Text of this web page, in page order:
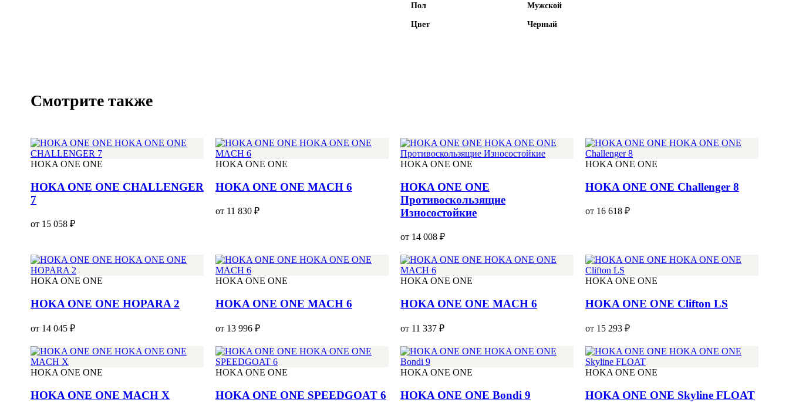
Пол Мужской
Цвет Черный
Смотрите также
HOKA ONE ONE
HOKA ONE ONE CHALLENGER
7
от 15 058 ₽
HOKA ONE ONE
HOKA ONE ONE MACH 6
от 11 830 ₽
HOKA ONE ONE
HOKA ONE ONE
Противоскользящие
Износостойкие
от 14 008 ₽
HOKA ONE ONE
HOKA ONE ONE Challenger 8
от 16 618 ₽
HOKA ONE ONE
HOKA ONE ONE HOPARA 2
от 14 045 ₽
HOKA ONE ONE
HOKA ONE ONE MACH 6
от 13 996 ₽
HOKA ONE ONE
HOKA ONE ONE MACH 6
от 11 337 ₽
HOKA ONE ONE
HOKA ONE ONE Clifton LS
от 15 293 ₽
HOKA ONE ONE
HOKA ONE ONE MACH X
HOKA ONE ONE
HOKA ONE ONE SPEEDGOAT 6
HOKA ONE ONE
HOKA ONE ONE Bondi 9
HOKA ONE ONE
HOKA ONE ONE Skyline FLOAT